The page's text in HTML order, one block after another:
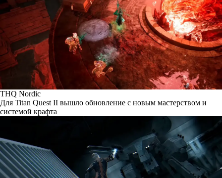
THQ Nordic
Для Titan Quest II вышло обновление с новым мастерством и
системой крафта